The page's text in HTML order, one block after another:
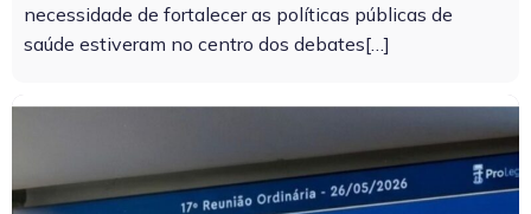
necessidade de fortalecer as políticas públicas de
saúde estiveram no centro dos debates[…]